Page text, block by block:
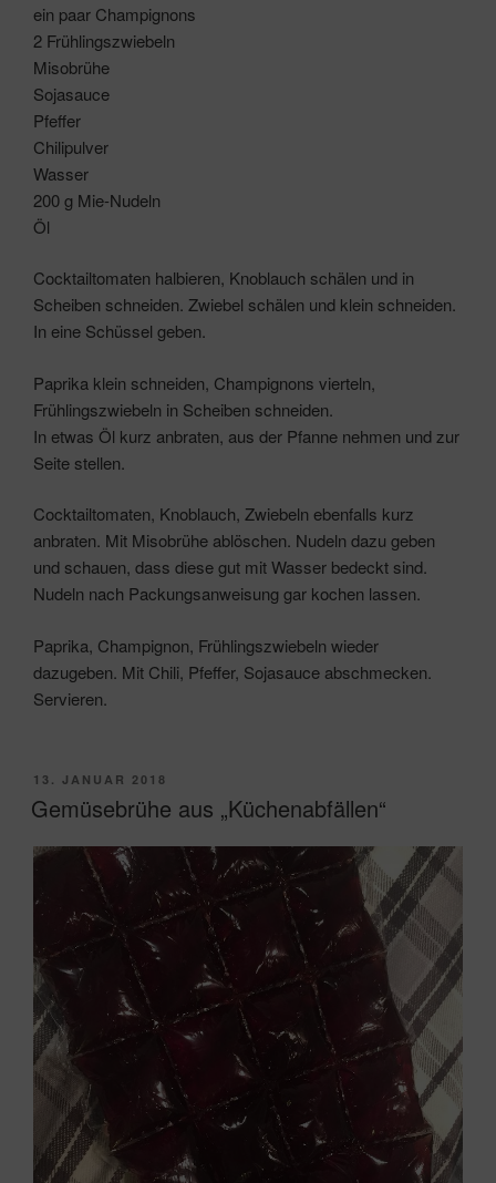
ein paar Champignons
2 Frühlingszwiebeln
Misobrühe
Sojasauce
Pfeffer
Chilipulver
Wasser
200 g Mie-Nudeln
Öl
Cocktailtomaten halbieren, Knoblauch schälen und in
Scheiben schneiden. Zwiebel schälen und klein schneiden.
In eine Schüssel geben.
Paprika klein schneiden, Champignons vierteln,
Frühlingszwiebeln in Scheiben schneiden.
In etwas Öl kurz anbraten, aus der Pfanne nehmen und zur
Seite stellen.
Cocktailtomaten, Knoblauch, Zwiebeln ebenfalls kurz
anbraten. Mit Misobrühe ablöschen. Nudeln dazu geben
und schauen, dass diese gut mit Wasser bedeckt sind.
Nudeln nach Packungsanweisung gar kochen lassen.
Paprika, Champignon, Frühlingszwiebeln wieder
dazugeben. Mit Chili, Pfeffer, Sojasauce abschmecken.
Servieren.
VERÖFFENTLICHT
AM
13. JANUAR 2018
Gemüsebrühe aus „Küchenabfällen“